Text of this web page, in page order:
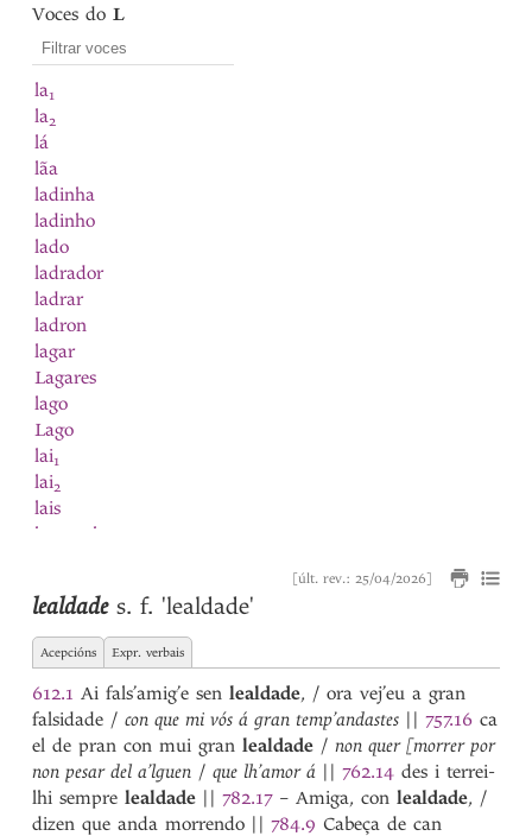
Voces doL
la1
la2
lá
lãa
ladinha
ladinho
lado
ladrador
ladrar
ladron
lagar
Lagares
lago
Lago
lai1
lai2
lais
lamaçal
lançada1
lançada2
lançado
lançar
largueza
latin
lavar
lavoira
lavor
[últ. rev.: 25/04/2026]
lealdade s. f. 'lealdade'
Acepcións Expr. verbais
612.1 Ai fals’amig’e senlealdade, / ora vej’eu a gran
falsidade /con que mi vós á gran temp’andastes || 757.16 ca
el de pran con mui granlealdade /non quer [morrer por
non pesar del a’lguen /que lh’amor á || 762.14 des i terrei-
lhi semprelealdade || 782.17– Amiga, conlealdade, /
dizen que anda morrendo || 784.9 Cabeça de can